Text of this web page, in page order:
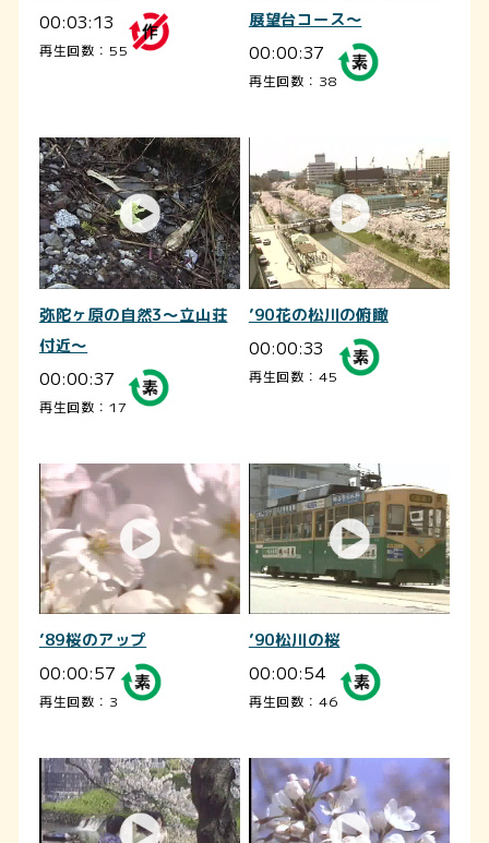
00:03:13
再生回数：55
展望台コース～
00:00:37
再生回数：38
弥陀ヶ原の自然3～立山荘
付近～
00:00:37
再生回数：17
’90花の松川の俯瞰
00:00:33
再生回数：45
’89桜のアップ
00:00:57
再生回数：3
’90松川の桜
00:00:54
再生回数：46